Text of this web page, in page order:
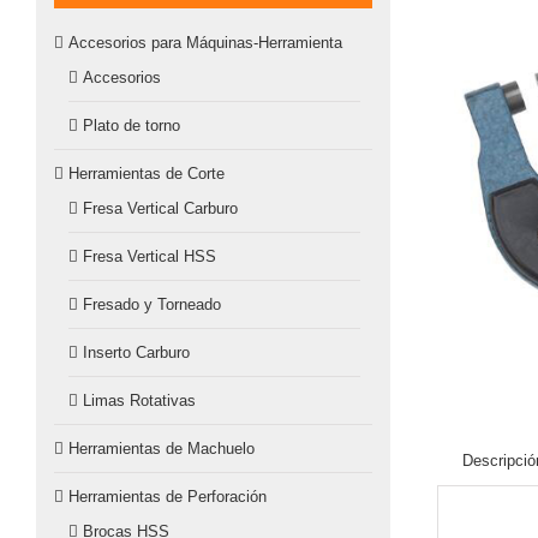
Accesorios para Máquinas-Herramienta
Accesorios
Plato de torno
Herramientas de Corte
Fresa Vertical Carburo
Fresa Vertical HSS
Fresado y Torneado
Inserto Carburo
Limas Rotativas
Herramientas de Machuelo
Herramientas de Perforación
Brocas HSS